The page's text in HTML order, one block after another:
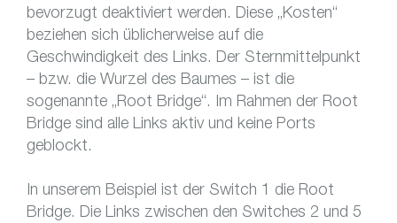
bevorzugt deaktiviert werden. Diese „Kosten“
beziehen sich üblicherweise auf die
Geschwindigkeit des Links. Der Sternmittelpunkt
– bzw. die Wurzel des Baumes – ist die
sogenannte „Root Bridge“. Im Rahmen der Root
Bridge sind alle Links aktiv und keine Ports
geblockt.
In unserem Beispiel ist der Switch 1 die Root
Bridge. Die Links zwischen den Switches 2 und 5